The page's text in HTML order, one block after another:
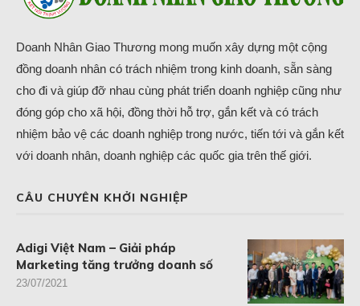
Doanh Nhân Giao Thương mong muốn xây dựng một cộng
đồng doanh nhân có trách nhiệm trong kinh doanh, sẵn sàng
cho đi và giúp đỡ nhau cùng phát triển doanh nghiệp cũng như
đóng góp cho xã hội, đồng thời hỗ trợ, gắn kết và có trách
nhiệm bảo vệ các doanh nghiệp trong nước, tiến tới và gắn kết
với doanh nhân, doanh nghiệp các quốc gia trên thế giới.
CÂU CHUYÊN KHỞI NGHIỆP
Adigi Việt Nam – Giải pháp
Marketing tăng trưởng doanh số
23/07/2021